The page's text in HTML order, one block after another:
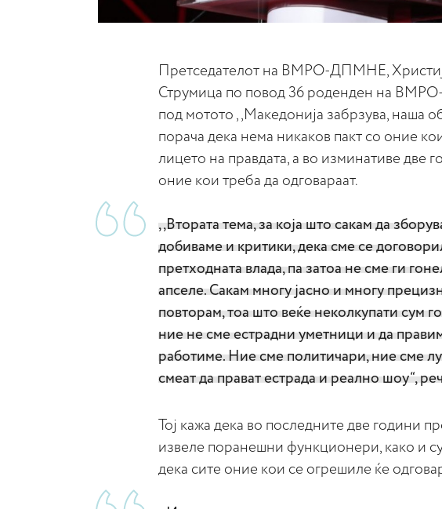
Претседателот на ВМРО-ДПМНЕ,
Струмица по повод 36 роденден на
под мотото ,,Македонија забрзува, наша
порача дека нема никаков пакт со оние
лицето на правдата, а во изминативе две
оние кои треба да одговараат.
,,Втората тема, за која што сакам да
добиваме и критики, дека сме се
претходната влада, па затоа не сме ги
апселе. Сакам многу јасно и многу
повторам, тоа што веќе неколкупати сум
ние не сме естрадни уметници и да
работиме. Ние сме политичари, ние сме
смеат да прават естрада и реално шоу“,
Тој кажа дека во последните две години
извеле поранешни функционери, како и
дека сите оние кои се огрешиле ќе